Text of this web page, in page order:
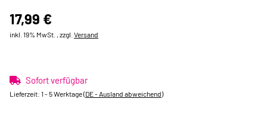
17,99 €
inkl. 19% MwSt. , zzgl. Versand
Sofort verfügbar
Lieferzeit: 1 - 5 Werktage(DE - Ausland abweichend)